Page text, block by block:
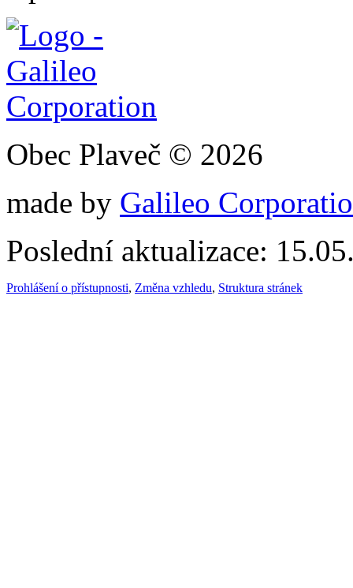
Obec Plaveč © 2026
made by Galileo
Poslední aktualizace:
Prohlášení o přístupnosti, Změna vzhledu, Struktura stránek